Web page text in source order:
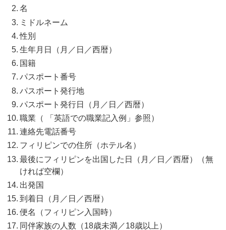
名
ミドルネーム
性別
生年月日（月／日／西暦）
国籍
パスポート番号
パスポート発行地
パスポート発行日（月／日／西暦）
職業（ 「英語での職業記入例」参照）
連絡先電話番号
フィリピンでの住所（ホテル名）
最後にフィリピンを出国した日（月／日／西暦）（無
ければ空欄）
出発国
到着日（月／日／西暦）
便名（フィリピン入国時）
同伴家族の人数（18歳未満／18歳以上）